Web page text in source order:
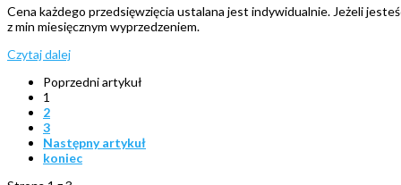
Cena każdego przedsięwzięcia ustalana jest indywidualnie. Jeżeli
z min miesięcznym wyprzedzeniem.
Czytaj dalej
Poprzedni artykuł
1
2
3
Następny artykuł
koniec